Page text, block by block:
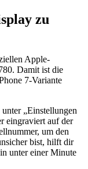
zu
Apple-
Damit ist die
7-Variante
„Einstellungen
auf der
um den
bist, hilft dir
unter einer Minute